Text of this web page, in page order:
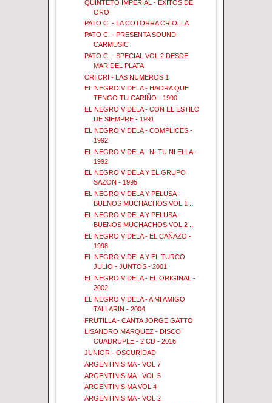
QUINTETO IMPERIAL - EXITOS DE
ORO
PATO C. - LA COTORRA CRIOLLA
PATO C. - PRESENTA SOUND
CARMUSIC
PATO C. - SPECIAL VOL 2 DESDE
MAR DEL PLATA
CRI CRI - LAS NUMEROS 1
EL NEGRO VIDELA - HAORA QUE
TENGO TU CARIÑO - 1990
EL NEGRO VIDELA - CON EL ESTILO
DE SIEMPRE - 1991
EL NEGRO VIDELA - COMPLICES -
1992
EL NEGRO VIDELA - NI TU NI ELLA -
1992
EL NEGRO VIDELA Y EL GRUPO
SAZON - 1995
EL NEGRO VIDELA Y PELUSA -
BUENOS MUCHACHOS VOL 1 ...
EL NEGRO VIDELA Y PELUSA -
BUENOS MUCHACHOS VOL 2 ...
EL NEGRO VIDELA - EL CAÑAZO -
1998
EL NEGRO VIDELA Y EL TURCO
JULIO - JUNTOS - 2001
EL NEGRO VIDELA - EL ORIGINAL -
2002
EL NEGRO VIDELA - A MI AMIGO
TALLARIN - 2004
FRUTILLA - CANTA JORGE GATTO
LISANDRO MARQUEZ - DISCO
CUADRUPLE - 2 CD - 2016
JUNIOR - OSCURIDAD
ARGENTINISIMA - VOL 7
ARGENTINISIMA - VOL 5
ARGENTINISIMA VOL 4
ARGENTINISIMA - VOL 2